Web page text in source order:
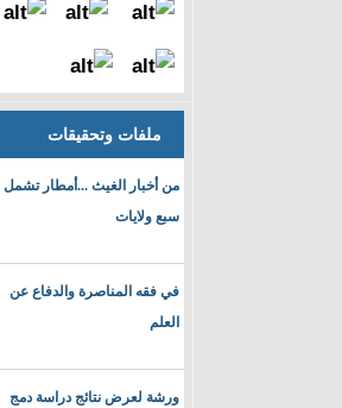
ملفات وتحقيقات
من أخبار الغيث ...أمطار تشمل
سبع ولايات
في فقه المناصرة والدفاع عن
العلم
ورشة لعرض نتائج دراسة دمج